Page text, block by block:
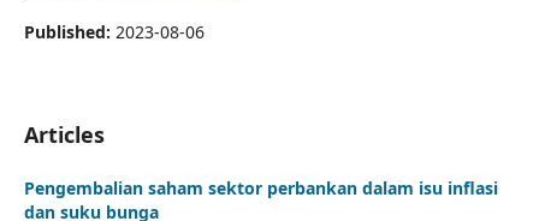
Published: 2023-08-06
Articles
Pengembalian saham sektor perbankan dalam isu inflasi
dan suku bunga